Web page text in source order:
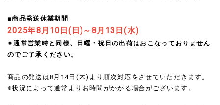
■商品発送休業期間
2025年8月10日(日)～8月13日(水)
※通常営業時と同様、日曜・祝日の出荷はおこなっておりません
のでご了承ください。
商品の発送は8月14日(木)より順次対応をさせていただきます。
※状況によって通常よりお時間がかかる場合がございます。